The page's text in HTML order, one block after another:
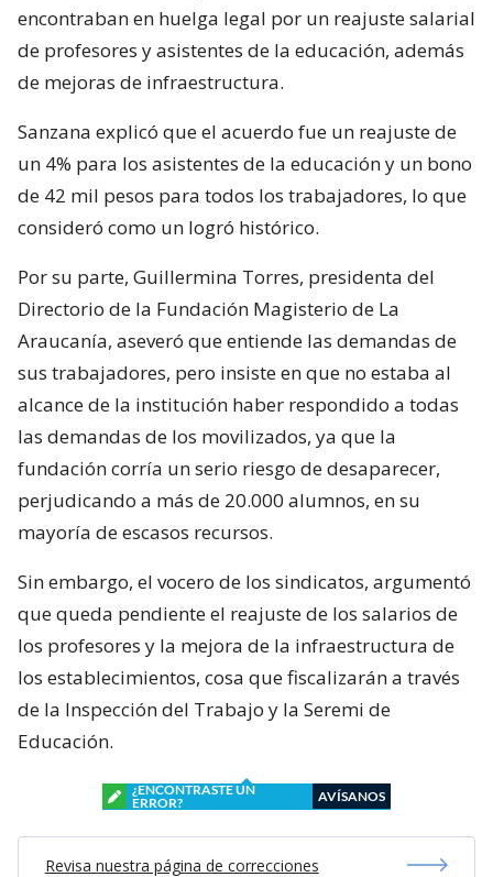
encontraban en huelga legal por un reajuste salarial
de profesores y asistentes de la educación, además
de mejoras de infraestructura.
Sanzana explicó que el acuerdo fue un reajuste de
un 4% para los asistentes de la educación y un bono
de 42 mil pesos para todos los trabajadores, lo que
consideró como un logró histórico.
Por su parte, Guillermina Torres, presidenta del
Directorio de la Fundación Magisterio de La
Araucanía, aseveró que entiende las demandas de
sus trabajadores, pero insiste en que no estaba al
alcance de la institución haber respondido a todas
las demandas de los movilizados, ya que la
fundación corría un serio riesgo de desaparecer,
perjudicando a más de 20.000 alumnos, en su
mayoría de escasos recursos.
Sin embargo, el vocero de los sindicatos, argumentó
que queda pendiente el reajuste de los salarios de
los profesores y la mejora de la infraestructura de
los establecimientos, cosa que fiscalizarán a través
de la Inspección del Trabajo y la Seremi de
Educación.
¿ENCONTRASTE UN
ERROR?
AVÍSANOS
Revisa nuestra página de correcciones